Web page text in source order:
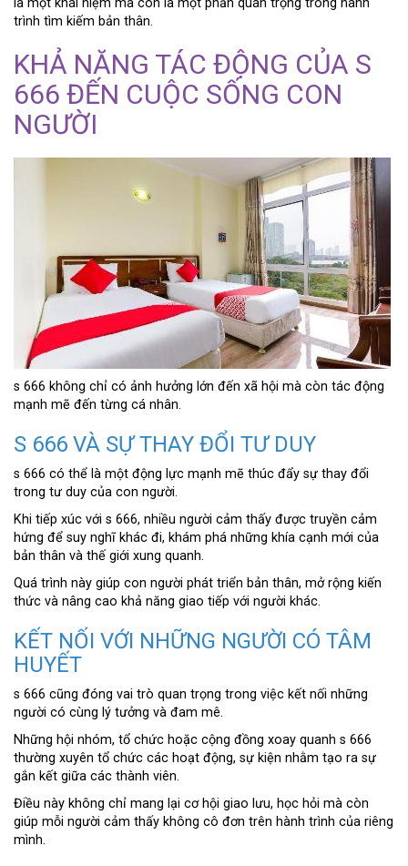
là một khái niệm mà còn là một phần quan trọng trong hành
trình tìm kiếm bản thân.
KHẢ NĂNG TÁC ĐỘNG CỦA S
666 ĐẾN CUỘC SỐNG CON
NGƯỜI
s 666 không chỉ có ảnh hưởng lớn đến xã hội mà còn tác động
mạnh mẽ đến từng cá nhân.
S 666 VÀ SỰ THAY ĐỔI TƯ DUY
s 666 có thể là một động lực mạnh mẽ thúc đẩy sự thay đổi
trong tư duy của con người.
Khi tiếp xúc với s 666, nhiều người cảm thấy được truyền cảm
hứng để suy nghĩ khác đi, khám phá những khía cạnh mới của
bản thân và thế giới xung quanh.
Quá trình này giúp con người phát triển bản thân, mở rộng kiến
thức và nâng cao khả năng giao tiếp với người khác.
KẾT NỐI VỚI NHỮNG NGƯỜI CÓ TÂM
HUYẾT
s 666 cũng đóng vai trò quan trọng trong việc kết nối những
người có cùng lý tưởng và đam mê.
Những hội nhóm, tổ chức hoặc cộng đồng xoay quanh s 666
thường xuyên tổ chức các hoạt động, sự kiện nhằm tạo ra sự
gắn kết giữa các thành viên.
Điều này không chỉ mang lại cơ hội giao lưu, học hỏi mà còn
giúp mỗi người cảm thấy không cô đơn trên hành trình của riêng
mình.